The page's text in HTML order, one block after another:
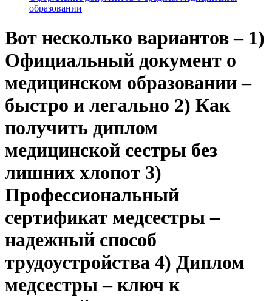
образовании
Вот несколько вариантов – 1)
Официальный документ о
медицинском образовании –
быстро и легально 2) Как
получить диплом
медицинской сестры без
лишних хлопот 3)
Профессиональный
сертификат медсестры –
надежный способ
трудоустройства 4) Диплом
медсестры – ключ к